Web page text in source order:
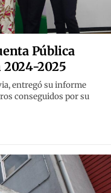
Pública
2025
entregó su informe
conseguidos por su